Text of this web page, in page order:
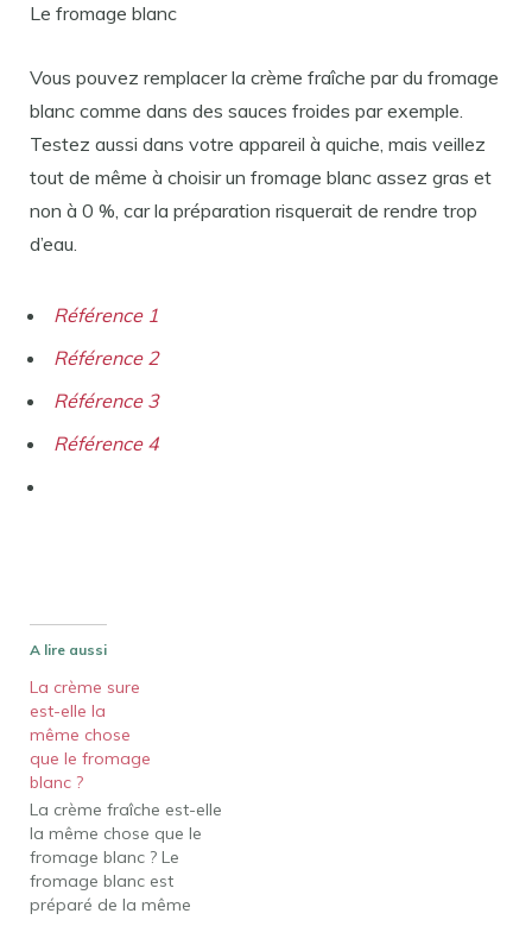
Le fromage blanc
Vous pouvez remplacer la crème fraîche par du fromage
blanc comme dans des sauces froides par exemple.
Testez aussi dans votre appareil à quiche, mais veillez
tout de même à choisir un fromage blanc assez gras et
non à 0 %, car la préparation risquerait de rendre trop
d’eau.
Référence 1
Référence 2
Référence 3
Référence 4
A lire aussi
La crème sure
est-elle la
même chose
que le fromage
blanc ?
La crème fraîche est-elle
la même chose que le
fromage blanc ? Le
fromage blanc est
préparé de la même